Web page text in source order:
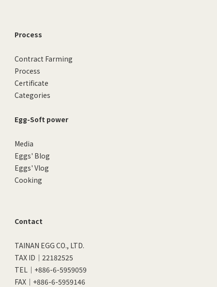
Process
Contract Farming
Process
Certificate
Categories
Egg-Soft power
Media
Eggs' Blog
Eggs' Vlog
Cooking
Contact
TAINAN EGG CO., LTD.
TAX ID｜22182525
TEL｜+886-6-5959059
FAX｜+886-6-5959146